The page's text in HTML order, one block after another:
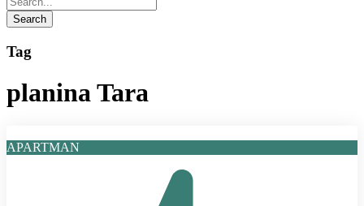
Tag
planina Tara
APARTMAN